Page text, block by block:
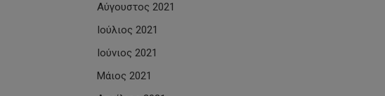
Αύγουστος 2021
Ιούλιος 2021
Ιούνιος 2021
Μάιος 2021